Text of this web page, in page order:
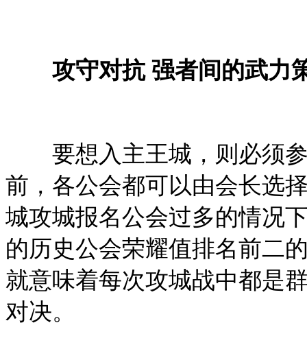
攻守对抗 强者间的武力
要想入主王城，则必须参
前，各公会都可以由会长选
城攻城报名公会过多的情况
的历史公会荣耀值排名前二
就意味着每次攻城战中都是
对决。